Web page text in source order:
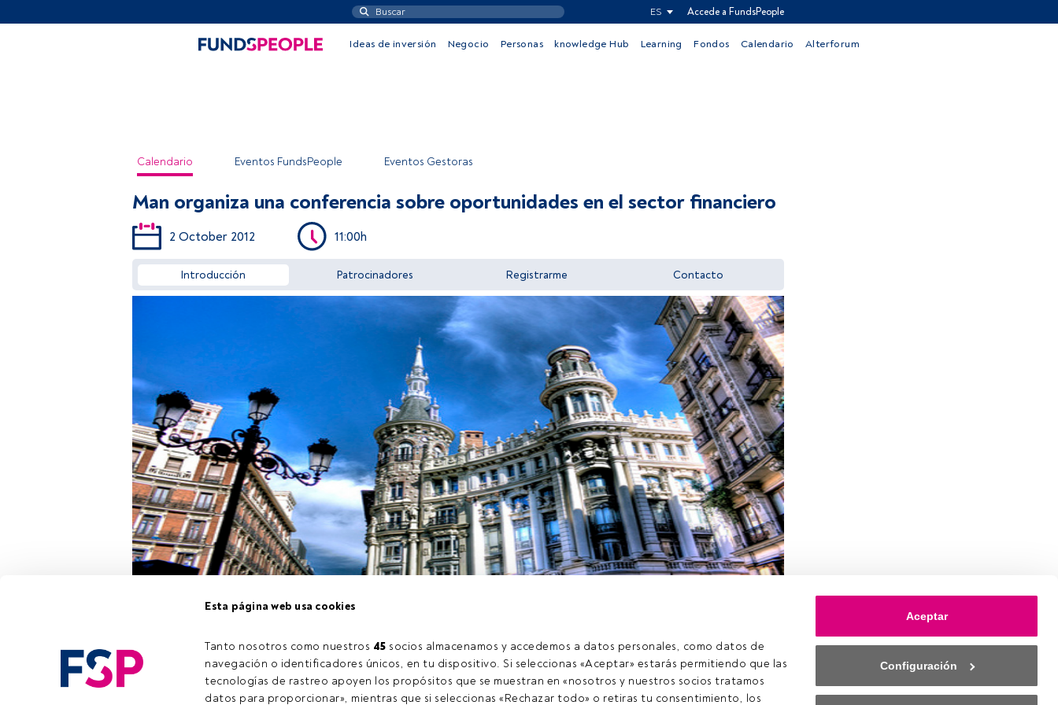
Esta página web usa cookies
Tanto nosotros como nuestros 45 socios almacenamos y accedemos a datos personales, como datos de
navegación o identificadores únicos, en tu dispositivo. Si seleccionas «Aceptar» estarás permitiendo que las
tecnologías de rastreo apoyen los propósitos que se muestran en «nosotros y nuestros socios tratamos
datos para proporcionar», mientras que si seleccionas «Rechazar todo» o retiras tu consentimiento, los
Aceptar
Configuración
ES Accede a FundsPeople
Ideas de inversión Negocio Personas knowledge Hub Learning Fondos Calendario Alterforum
Calendario Eventos FundsPeople Eventos Gestoras
Acceder a FundsPeople
Man organiza una conferencia sobre oportunidades en el sector financiero
2 October 2012 11:00h
Introducción Patrocinadores Registrarme Contacto
Man organiza el próximo martes 2 de octubre en el Hotel Orfila de Madrid una
Financials Alternative".
Este es un artículo exclusivo para los usuarios registrados de FundsPeople. Si ya estás